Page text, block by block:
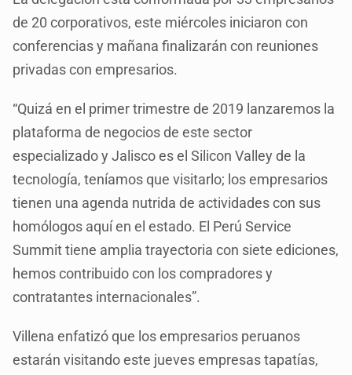
de 20 corporativos, este miércoles iniciaron con
conferencias y mañana finalizarán con reuniones
privadas con empresarios.
“Quizá en el primer trimestre de 2019 lanzaremos la
plataforma de negocios de este sector
especializado y Jalisco es el Silicon Valley de la
tecnología, teníamos que visitarlo; los empresarios
tienen una agenda nutrida de actividades con sus
homólogos aquí en el estado. El Perú Service
Summit tiene amplia trayectoria con siete ediciones,
hemos contribuido con los compradores y
contratantes internacionales”.
Villena enfatizó que los empresarios peruanos
estarán visitando este jueves empresas tapatías,